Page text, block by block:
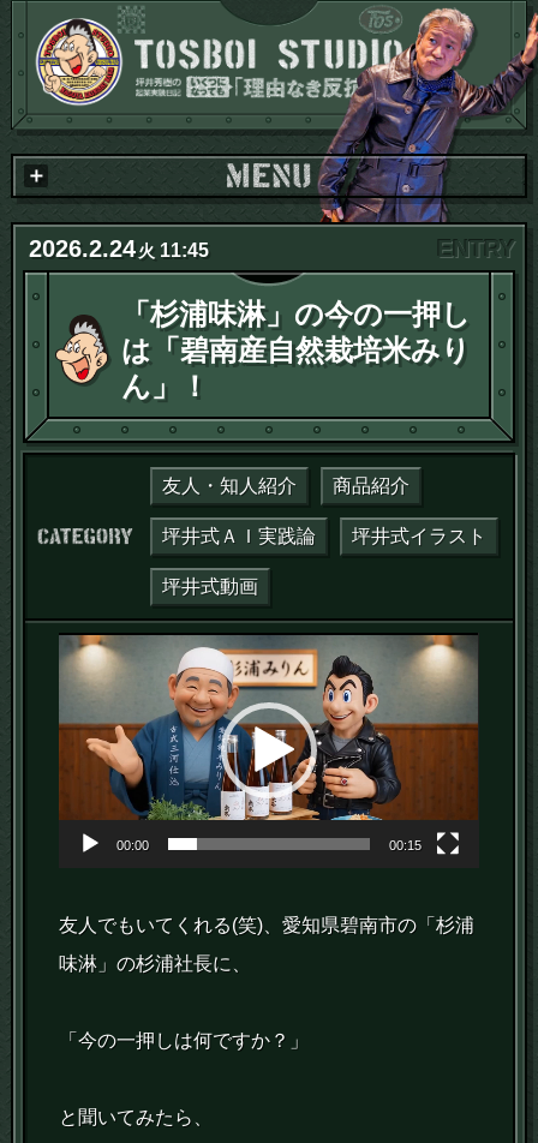
2026.2.24火 11:45
「杉浦味淋」の今の一押し
は「碧南産自然栽培米みり
ん」！
カテゴリー：
友人・知人紹介 商品紹介
坪井式ＡＩ実践論 坪井式イラスト
坪井式動画
動
画
プ
00:00 00:15
友人でもいてくれる(笑)、愛知県碧南市の「杉浦
味淋」の杉浦社長に、
「今の一押しは何ですか？」
と聞いてみたら、